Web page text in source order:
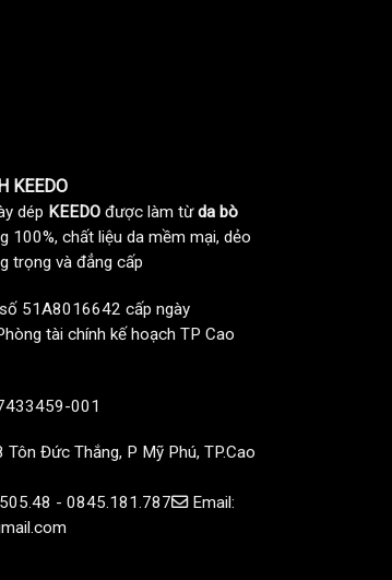
KEEDO
dép KEEDO được làm từda bò
100%, chất liệu da mềm mại, dẻo
trọng và đẳng cấp
51A8016642 cấp ngày
tài chính kế hoạch TP Cao
001
Tôn Đức Thắng, P Mỹ Phú, TP.Cao
- 0845.181.787
Email: